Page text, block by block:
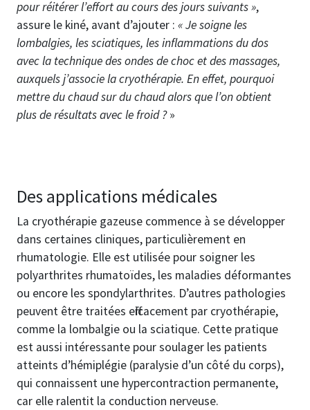
pour réitérer l’effort au cours des jours suivants »,
assure le kiné, avant d’ajouter : « Je soigne les
lombalgies, les sciatiques, les inflammations du dos
avec la technique des ondes de choc et des massages,
auxquels j’associe la cryothérapie. En effet, pourquoi
mettre du chaud sur du chaud alors que l’on obtient
plus de résultats avec le froid ?»
Des applications médicales
La cryothérapie gazeuse commence à se développer
dans certaines cliniques, particulièrement en
rhumatologie. Elle est utilisée pour soigner les
polyarthrites rhumatoïdes, les maladies déformantes
ou encore les spondylarthrites. D’autres pathologies
peuvent être traitées efficacement par cryothérapie,
comme la lombalgie ou la sciatique. Cette pratique
est aussi intéressante pour soulager les patients
atteints d’hémiplégie (paralysie d’un côté du corps),
qui connaissent une hypercontraction permanente,
car elle ralentit la conduction nerveuse.